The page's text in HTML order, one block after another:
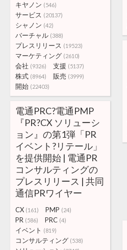
キヤノン (546)
サービス (20137)
シャノン (42)
バーチャル (388)
プレスリリース (19523)
マーケティング (2610)
会社 (9326) 支援 (5137)
株式 (8964) 販売 (3999)
開始 (22403)
電通PRC?電通PMP
『PR?CX ソリューシ
ョン』の第1弾「PR
イベント?リテール」
を提供開始 | 電通PR
コンサルティングの
プレスリリース | 共同
通信PRワイヤー
CX (161) PMP (24)
PR (586) PRC (4)
イベント (819)
コンサルティング (538)